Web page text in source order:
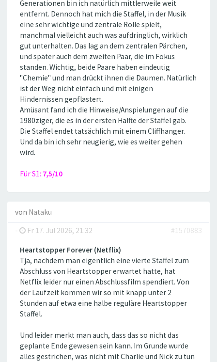
Generationen bin ich natürlich mittlerweile weit
entfernt. Dennoch hat mich die Staffel, in der Musik
eine sehr wichtige und zentrale Rolle spielt,
manchmal vielleicht auch was aufdringlich, wirklich
gut unterhalten. Das lag an dem zentralen Pärchen,
und später auch dem zweiten Paar, die im Fokus
standen. Wichtig, beide Paare haben eindeutig
''Chemie'' und man drückt ihnen die Daumen. Natürlich
ist der Weg nicht einfach und mit einigen
Hindernissen gepflastert.
Amüsant fand ich die Hinweise/Anspielungen auf die
1980ziger, die es in der ersten Hälfte der Staffel gab.
Die Staffel endet tatsächlich mit einem Cliffhanger.
Und da bin ich sehr neugierig, wie es weiter gehen
wird.
Für S1: 7,5/10
von Nataku
-
Fr 17. Jul 2026, 21:32 #1570883
Heartstopper Forever (Netflix)
Tja, nachdem man eigentlich eine vierte Staffel zum
Abschluss von Heartstopper erwartet hatte, hat
Netflix leider nur einen Abschlussfilm spendiert. Von
der Laufzeit kommen wir so mit knapp unter 2
Stunden auf etwa eine halbe reguläre Heartstopper
Staffel.
Und leider merkt man auch, dass das so nicht das
geplante Ende gewesen sein kann. Im Grunde wurde
alles gestrichen, was nicht mit Charlie und Nick zu tun